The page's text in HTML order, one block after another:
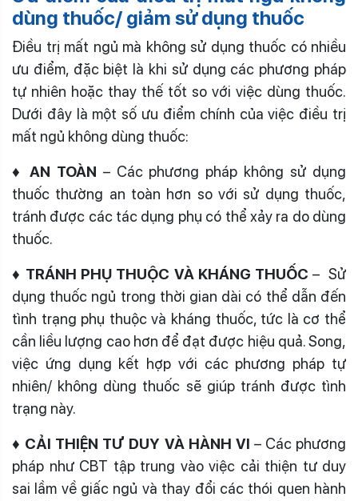
dùng thuốc/ giảm sử dụng thuốc
Điều trị mất ngủ mà không sử dụng thuốc có nhiều
ưu điểm, đặc biệt là khi sử dụng các phương pháp
tự nhiên hoặc thay thế tốt so với việc dùng thuốc.
Dưới đây là một số ưu điểm chính của việc điều trị
mất ngủ không dùng thuốc:
♦ AN TOÀN – Các phương pháp không sử dụng
thuốc thường an toàn hơn so với sử dụng thuốc,
tránh được các tác dụng phụ có thể xảy ra do dùng
thuốc.
♦ TRÁNH PHỤ THUỘC VÀ KHÁNG THUỐC – Sử
dụng thuốc ngủ trong thời gian dài có thể dẫn đến
tình trạng phụ thuộc và kháng thuốc, tức là cơ thể
cần liều lượng cao hơn để đạt được hiệu quả. Song,
việc ứng dụng kết hợp với các phương pháp tự
nhiên/ không dùng thuốc sẽ giúp tránh được tình
trạng này.
♦ CẢI THIỆN TƯ DUY VÀ HÀNH VI – Các phương
pháp như CBT tập trung vào việc cải thiện tư duy
sai lầm về giấc ngủ và thay đổi các thói quen hành